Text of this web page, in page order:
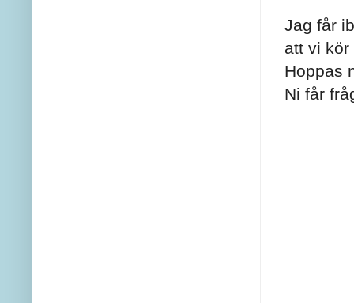
Jag får
att vi
Hoppas
Ni får